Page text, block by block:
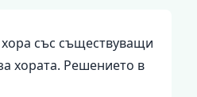
със съществуващи
хората. Решението в